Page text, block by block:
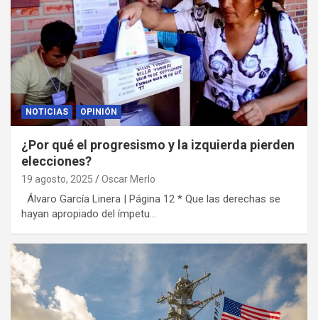
NOTICIAS OPINIÓN
¿Por qué el progresismo y la izquierda pierden
elecciones?
19 agosto, 2025 Oscar Merlo
Álvaro García Linera | Página 12 * Que las derechas se
hayan apropiado del ímpetu…